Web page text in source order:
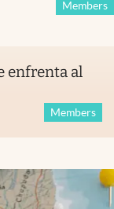
Members
enfrenta al
Members